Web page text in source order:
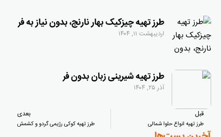
طرز تهیه چیزکیک بهار نارنج، بدون نیاز به فر
اردیبهشت ۱۱, ۱۴۰۴
طرز تهیه شیرینی زبان بدون فر
آذر ۲۵, ۱۴۰۴
قبل
طرز تهیه انواع حلوا شمالی
بعدی
طرز تهیه کوکی رژیمی گردو و کشمش